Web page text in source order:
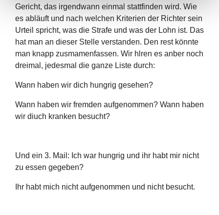
Gericht, das irgendwann einmal stattfinden wird. Wie
es abläuft und nach welchen Kriterien der Richter sein
Urteil spricht, was die Strafe und was der Lohn ist. Das
hat man an dieser Stelle verstanden. Den rest könnte
man knapp zusmamenfassen. Wir hlren es anber noch
dreimal, jedesmal die ganze Liste durch:
Wann haben wir dich hungrig gesehen?
Wann haben wir fremden aufgenommen? Wann haben
wir diuch kranken besucht?
Und ein 3. Mail: Ich war hungrig und ihr habt mir nicht
zu essen gegeben?
Ihr habt mich nicht aufgenommen und nicht besucht.